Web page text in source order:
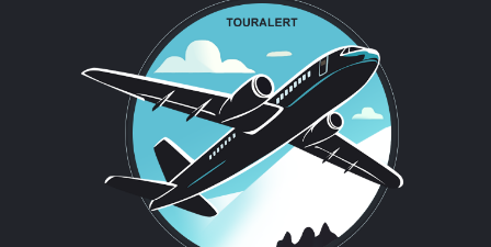
Горящие туры из
Петрозаводска в ОАЭ